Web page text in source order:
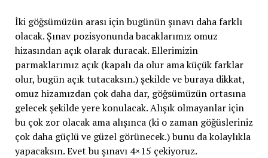
İki göğsümüzün arası için bugünün şınavı daha farklı
olacak. Şınav pozisyonunda bacaklarımız omuz
hizasından açık olarak duracak. Ellerimizin
parmaklarımız açık (kapalı da olur ama küçük farklar
olur, bugün açık tutacaksın.) şekilde ve buraya dikkat,
omuz hizamızdan çok daha dar, göğsümüzün ortasına
gelecek şekilde yere konulacak. Alışık olmayanlar için
bu çok zor olacak ama alışınca (ki o zaman göğüsleriniz
çok daha güçlü ve güzel görünecek.) bunu da kolaylıkla
yapacaksın. Evet bu şınavı 4×15 çekiyoruz.